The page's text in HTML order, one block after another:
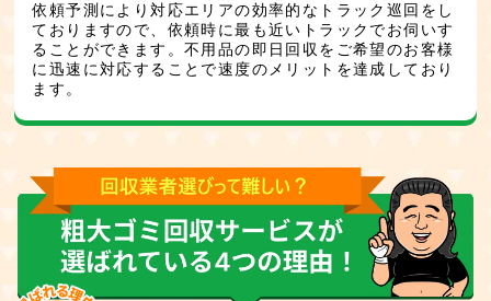
依頼予測により対応エリアの効率的なトラック巡回をし
ておりますので、依頼時に最も近いトラックでお伺いす
ることができます。不用品の即日回収をご希望のお客様
に迅速に対応することで速度のメリットを達成しており
ます。